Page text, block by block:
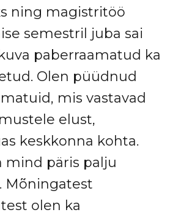
ning magistritöö
semestril juba sai
paberraamatud ka
Olen püüdnud
mis vastavad
elust,
keskkonna kohta.
mind päris palju
Mõningatest
olen ka